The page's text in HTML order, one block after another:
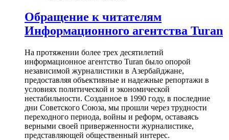
Обращение к читателям
Информационного агентства Turan
На протяжении более трех десятилетий
информационное агентство Turan было опорой
независимой журналистики в Азербайджане,
предоставляя объективные и надежные репортажи в
условиях политической и экономической
нестабильности. Созданное в 1990 году, в последние
дни Советского Союза, мы прошли через трудности
переходного периода, войны и реформ, оставаясь
верными своей приверженности журналистике,
представляющей общественный интерес.